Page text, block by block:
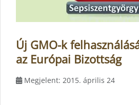
Új GMO-k
az Európai Bizottság
Megjelent: 2015. április 24